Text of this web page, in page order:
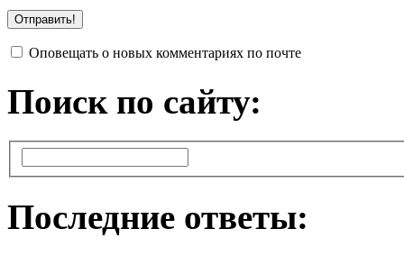
Оповещать о новых комментариях по почте
Поиск по сайту:
Последние ответы: